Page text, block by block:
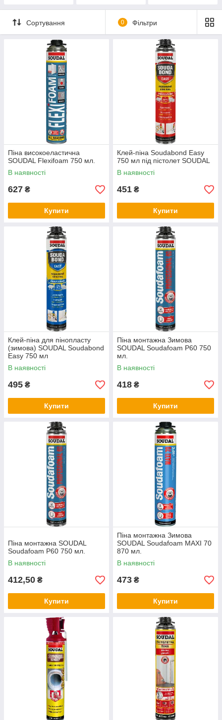
Сортування 0 Фільтри
Піна високоеластична
SOUDAL Flexifoam 750 мл.
В наявності
627 ₴
Купити
Клей-піна Soudabond Easy
750 мл під пістолет SOUDAL
В наявності
451 ₴
Купити
Клей-піна для пінопласту
(зимова) SOUDAL Soudabond
Easy 750 мл
В наявності
495 ₴
Купити
Піна монтажна Зимова
SOUDAL Soudafoam Р60 750
мл.
В наявності
418 ₴
Купити
Піна монтажна SOUDAL
Soudafoam Р60 750 мл.
В наявності
412,50 ₴
Купити
Піна монтажна Зимова
SOUDAL Soudafoam MAXI 70
870 мл.
В наявності
473 ₴
Купити